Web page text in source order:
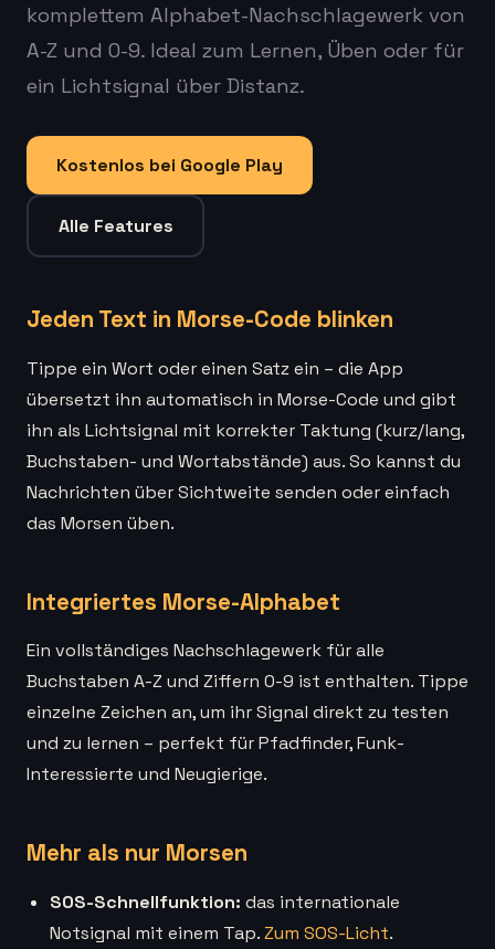
komplettem Alphabet-Nachschlagewerk von
A-Z und 0-9. Ideal zum Lernen, Üben oder für
ein Lichtsignal über Distanz.
Kostenlos bei Google Play
Alle Features
Jeden Text in Morse-Code blinken
Tippe ein Wort oder einen Satz ein – die App
übersetzt ihn automatisch in Morse-Code und gibt
ihn als Lichtsignal mit korrekter Taktung (kurz/lang,
Buchstaben- und Wortabstände) aus. So kannst du
Nachrichten über Sichtweite senden oder einfach
das Morsen üben.
Integriertes Morse-Alphabet
Ein vollständiges Nachschlagewerk für alle
Buchstaben A-Z und Ziffern 0-9 ist enthalten. Tippe
einzelne Zeichen an, um ihr Signal direkt zu testen
und zu lernen – perfekt für Pfadfinder, Funk-
Interessierte und Neugierige.
Mehr als nur Morsen
SOS-Schnellfunktion: das internationale
Notsignal mit einem Tap.Zum SOS-Licht.